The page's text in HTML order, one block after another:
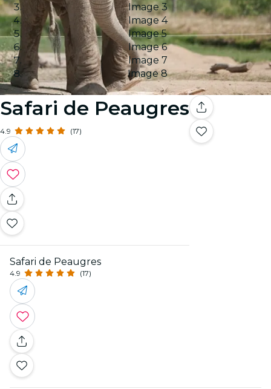
Image 3
Image 4
Image 5
Image 6
Image 7
Image 8
Safari de Peaugres
4.9 (17)
Safari de Peaugres
4.9 (17)